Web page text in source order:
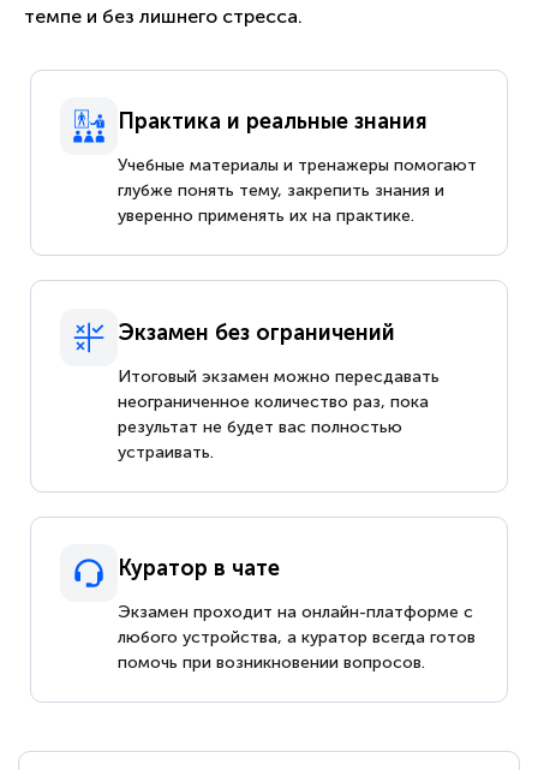
темпе и без лишнего стресса.
Практика и реальные знания
Учебные материалы и тренажеры помогают
глубже понять тему, закрепить знания и
уверенно применять их на практике.
Экзамен без ограничений
Итоговый экзамен можно пересдавать
неограниченное количество раз, пока
результат не будет вас полностью
устраивать.
Куратор в чате
Экзамен проходит на онлайн-платформе с
любого устройства, а куратор всегда готов
помочь при возникновении вопросов.